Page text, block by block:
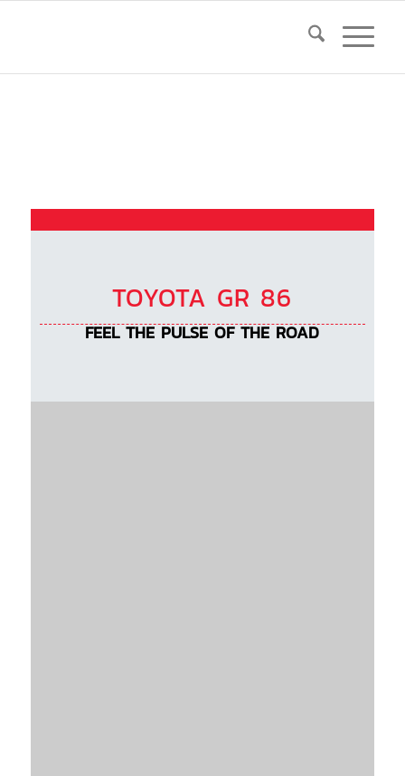
TOYOTA GR 86
FEEL THE PULSE OF THE ROAD